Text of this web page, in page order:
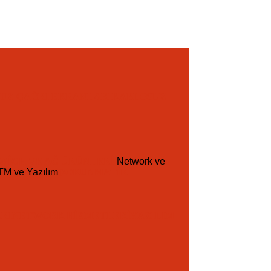
Network ve
ve Yazılım